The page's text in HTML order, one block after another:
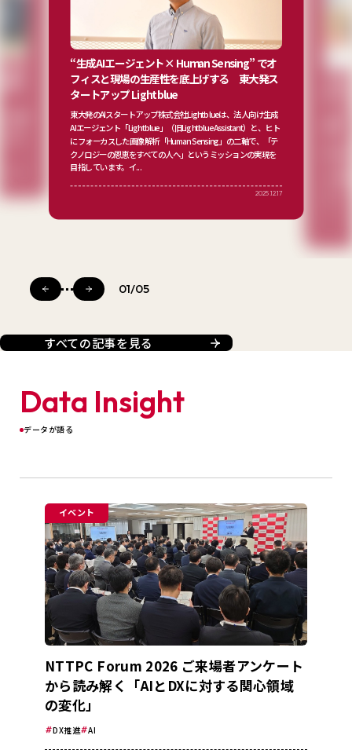
“生成AIエージェント× Human Sensing” でオ
フィスと現場の生産性を底上げする 東大発ス
タートアップ Lightblue
東大発のAIスタートアップ株式会社Lightblueは、法人向け生成
AIエージェント「Lightblue」（旧Lightblue Assistant）と、ヒト
にフォーカスした画像解析「Human Sensing」の二軸で、「テ
クノロジーの恩恵をすべての人へ」というミッションの実現を
目指しています。イ...
2025.12.17
01/05
すべての記事を見る
Data Insight
データが語る
イベント
NTTPC Forum 2026 ご来場者アンケート
から読み解く「AIとDXに対する関心領域
の変化」
DX推進 AI